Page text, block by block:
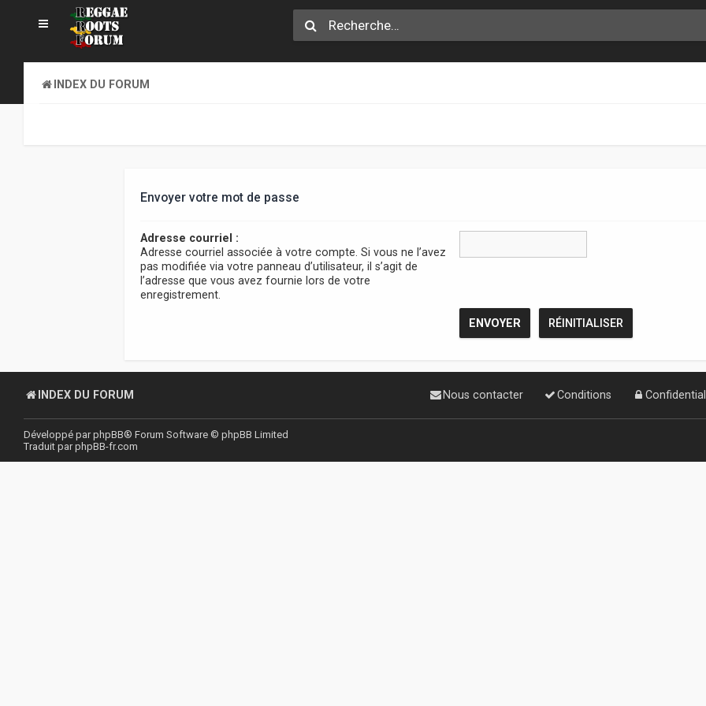
INDEX DU FORUM
Envoyer votre mot de passe
Adresse courriel :
Adresse courriel associée à votre compte. Si vous ne l’avez
pas modifiée via votre panneau d’utilisateur, il s’agit de
l’adresse que vous avez fournie lors de votre
enregistrement.
INDEX DU FORUM Conditions
Nous contacter
Développé parphpBB® Forum Software © phpBB Limited
Traduit parphpBB-fr.com